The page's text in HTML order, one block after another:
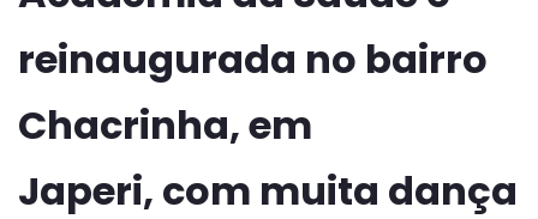
reinaugurada no bairro
Chacrinha, em
Japeri, com muita dança